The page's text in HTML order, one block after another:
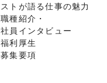
ストが語る仕事の魅力
職種紹介・
社員インタビュー
福利厚生
募集要項